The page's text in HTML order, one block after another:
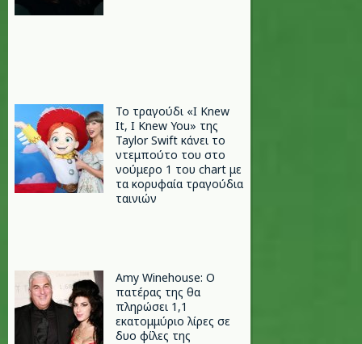
Το τραγούδι «I Knew
It, I Knew You» της
Taylor Swift κάνει το
ντεμπούτο του στο
νούμερο 1 του chart με
τα κορυφαία τραγούδια
ταινιών
Amy Winehouse: Ο
πατέρας της θα
πληρώσει 1,1
εκατομμύριο λίρες σε
δυο φίλες της